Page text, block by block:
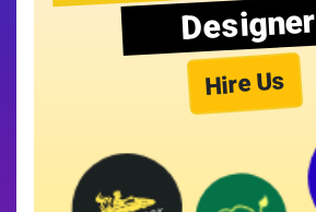
Designer
Hire Us